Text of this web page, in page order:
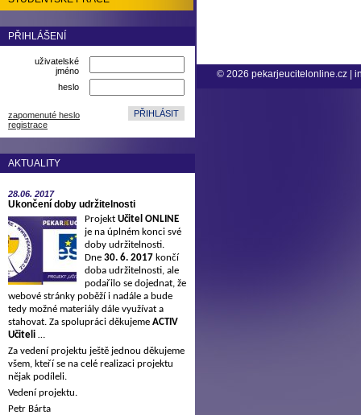
PŘIHLÁŠENÍ
uživatelské
jméno
heslo
zapomenuté heslo
registrace
AKTUALITY
28.06. 2017
Ukončení doby udržitelnosti
Projekt Učitel ONLINE
je na úplném konci své
doby udržitelnosti.
Dne 30. 6. 2017 končí
doba udržitelnosti, ale
podařilo se dojednat, že
webové stránky poběží i nadále a bude
tedy možné materiály dále využívat a
stahovat. Za spolupráci děkujeme ACTIV
Učiteli …
Za vedení projektu ještě jednou děkujeme
všem, kteří se na celé realizaci projektu
nějak podíleli.
Vedení projektu.
Petr Bárta
© 2026 pekarjeucitelonline.cz